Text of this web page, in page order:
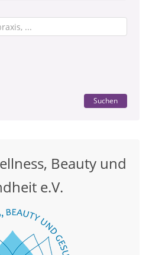
Suchen
Beauty und
e.V.